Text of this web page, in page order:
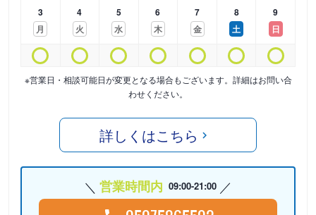
3
月
4
火
5
水
6
木
7
金
8
土
9
日
※営業日・相談可能日が変更となる場合もございます。詳細はお問い合
わせください。
詳しくはこちら
営業時間内 09:00-21:00